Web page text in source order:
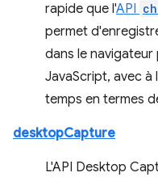
rapide que l'API
permet
dans le
JavaScript, avec
temps en termes
desktopCapture
L'API Desktop